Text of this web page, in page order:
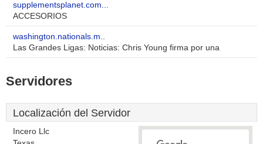
supplementsplanet.com...
ACCESORIOS
washington.nationals.m..
Las Grandes Ligas: Noticias: Chris Young firma por una
Servidores
Localización del Servidor
Incero Llc